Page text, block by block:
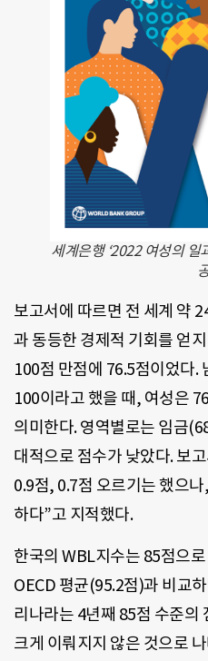
세계은행 ‘2022 여성의 일
보고서에 따르면 전 세계 약
과 동등한 경제적 기회를 얻
100점 만점에 76.5점이었다.
100이라고 했을 때, 여성은
의미한다. 영역별로는 임금
대적으로 점수가 낮았다. 보
0.9점, 0.7점 오르기는 했으
하다”고 지적했다.
한국의 WBL지수는 85점으
OECD 평균(95.2점)과 비교
리나라는 4년째 85점 수준의
크게 이뤄지지 않은 것으로